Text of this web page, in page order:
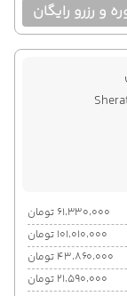
و رزرو رایگان
۶۱٬۳۳۰٬۰۰۰ تومان
۱۰۱٬۰۱۰٬۰۰۰ تومان
۴۳٬۸۶۰٬۰۰۰ تومان
۲۱٬۵۹۰٬۰۰۰ تومان